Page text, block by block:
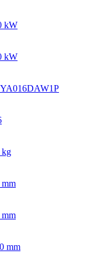
kW
kW
kg
mm
mm
mm